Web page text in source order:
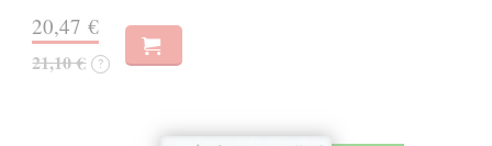
20,47 €
21,10 € ?